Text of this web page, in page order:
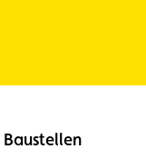
Baustellen